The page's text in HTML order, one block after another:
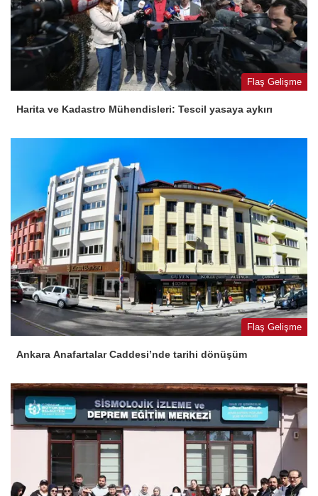
Flaş Gelişme
Harita ve Kadastro Mühendisleri: Tescil yasaya aykırı
Flaş Gelişme
Ankara Anafartalar Caddesi’nde tarihi dönüşüm